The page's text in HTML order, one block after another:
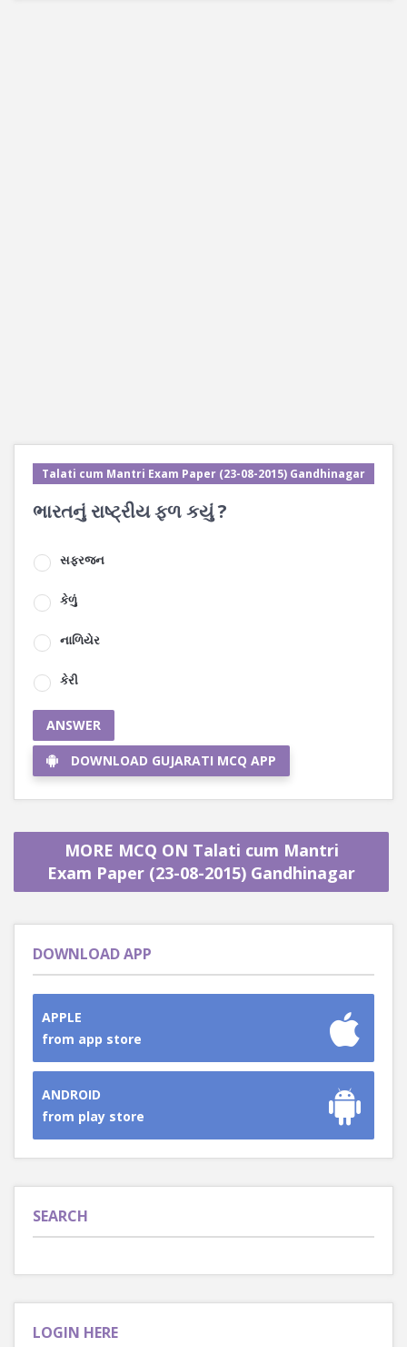
Talati cum Mantri Exam Paper (23-08-2015) Gandhinagar
ભારતનું રાષ્ટ્રીય ફળ કયું ?
સફરજન
કેળું
નાળિયેર
કેરી
ANSWER
DOWNLOAD GUJARATI MCQ APP
MORE MCQ ON Talati cum Mantri
Exam Paper (23-08-2015) Gandhinagar
DOWNLOAD APP
APPLE
from app store
ANDROID
from play store
SEARCH
LOGIN HERE